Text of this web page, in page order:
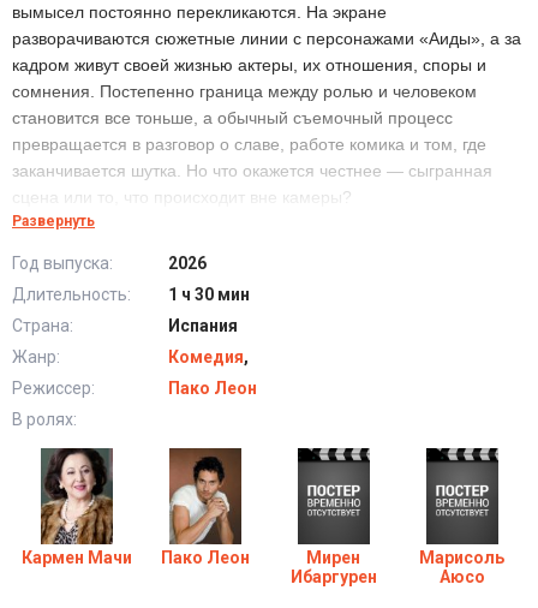
вымысел постоянно перекликаются. На экране
разворачиваются сюжетные линии с персонажами «Аиды», а за
кадром живут своей жизнью актеры, их отношения, споры и
сомнения. Постепенно граница между ролью и человеком
становится все тоньше, а обычный съемочный процесс
превращается в разговор о славе, работе комика и том, где
заканчивается шутка. Но что окажется честнее — сыгранная
сцена или то, что происходит вне камеры?
Аида возвращается (2026) в хорошем качестве
Развернуть
Год выпуска:
2026
Длительность:
1 ч 30 мин
Страна:
Испания
Жанр:
Комедия,
Режиссер:
Пако Леон
В ролях:
Кармен Мачи Пако Леон
Мирен
Ибаргурен
Марисоль
Аюсо